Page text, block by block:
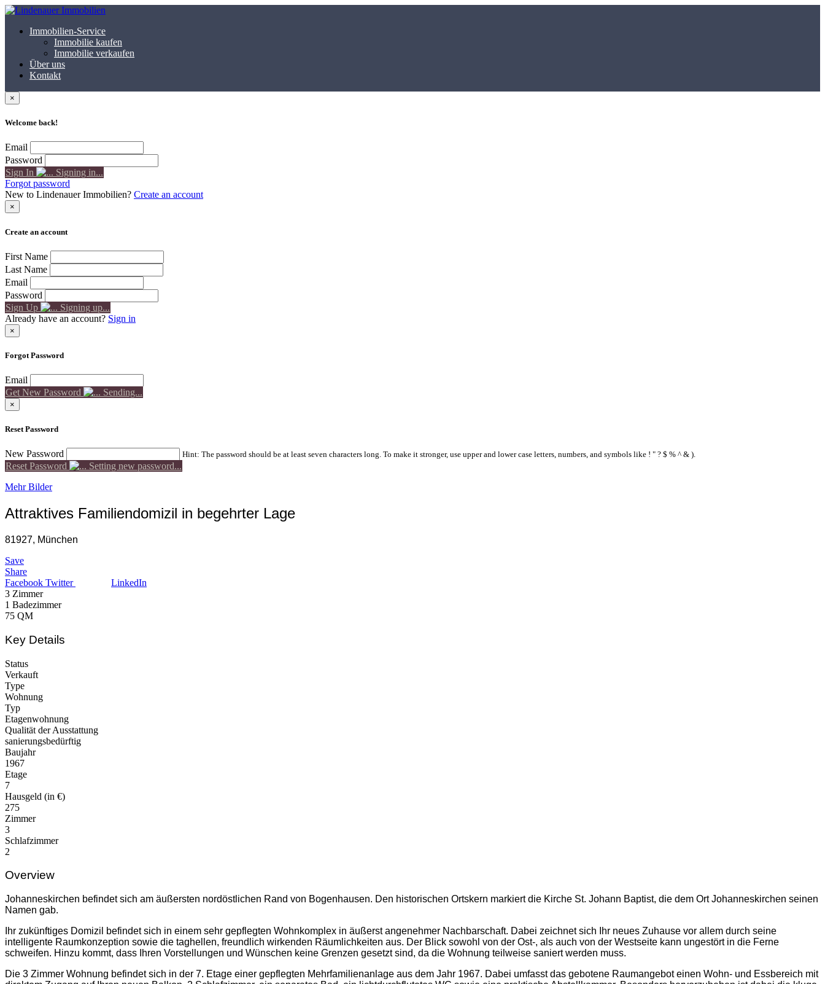
Immobilien-Service
Immobilie kaufen
Immobilie verkaufen
Über uns
Kontakt
×
Welcome back!
Email
Password
Sign In
Signing in...
Forgot password
New to Lindenauer Immobilien? Create an account
×
Create an account
First Name
Last Name
Email
Password
Sign Up
Signing up...
Already have an account? Sign in
×
Forgot Password
Email
Get New Password
Sending...
×
Reset Password
New Password Hint: The password should be at least seven characters long. To make it stronger, use upper and lower case letters, numbers, and symbols like ! " ? $ % ^ & ).
Reset Password
Setting new password...
Mehr Bilder
Attraktives Familiendomizil in begehrter Lage
81927, München
Save
Share
Facebook Twitter
LinkedIn
3 Zimmer
1 Badezimmer
75 QM
Key Details
Status
Verkauft
Type
Wohnung
Typ
Etagenwohnung
Qualität der Ausstattung
sanierungsbedürftig
Baujahr
1967
Etage
7
Hausgeld (in €)
275
Zimmer
3
Schlafzimmer
2
Overview
Johanneskirchen befindet sich am äußersten nordöstlichen Rand von Bogenhausen. Den historischen Ortskern markiert die Kirche St. Johann Baptist, die dem Ort Johanneskirchen seinen
Namen gab.
Ihr zukünftiges Domizil befindet sich in einem sehr gepflegten Wohnkomplex in äußerst angenehmer Nachbarschaft. Dabei zeichnet sich Ihr neues Zuhause vor allem durch seine
intelligente Raumkonzeption sowie die taghellen, freundlich wirkenden Räumlichkeiten aus. Der Blick sowohl von der Ost-, als auch von der Westseite kann ungestört in die Ferne
schweifen. Hinzu kommt, dass Ihren Vorstellungen und Wünschen keine Grenzen gesetzt sind, da die Wohnung teilweise saniert werden muss.
Die 3 Zimmer Wohnung befindet sich in der 7. Etage einer gepflegten Mehrfamilienanlage aus dem Jahr 1967. Dabei umfasst das gebotene Raumangebot einen Wohn- und Essbereich mit